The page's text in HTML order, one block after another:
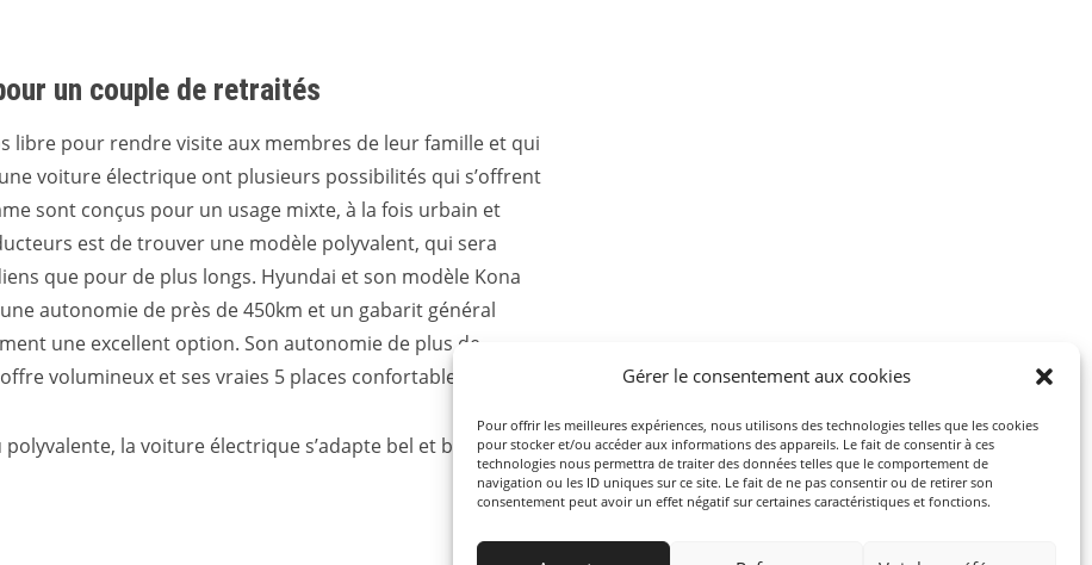
Gérer le consentement aux cookies
Pour offrir les meilleures expériences, nous utilisons des technologies telles que les cookies
pour stocker et/ou accéder aux informations des appareils. Le fait de consentir à ces
technologies nous permettra de traiter des données telles que le comportement de
navigation ou les ID uniques sur ce site. Le fait de ne pas consentir ou de retirer son
consentement peut avoir un effet négatif sur certaines caractéristiques et fonctions.
un couple de retraités
libre pour rendre visite aux membres de leur famille et qui
voiture électrique ont plusieurs possibilités qui s’offrent
sont conçus pour un usage mixte, à la fois urbain et
est de trouver une modèle polyvalent, qui sera
que pour de plus longs. Hyundai et son modèle Kona
autonomie de près de 450km et un gabarit général
une excellent option. Son autonomie de plus de
volumineux et ses vraies 5 places confortables.
la voiture électrique s’adapte bel et bien à tous